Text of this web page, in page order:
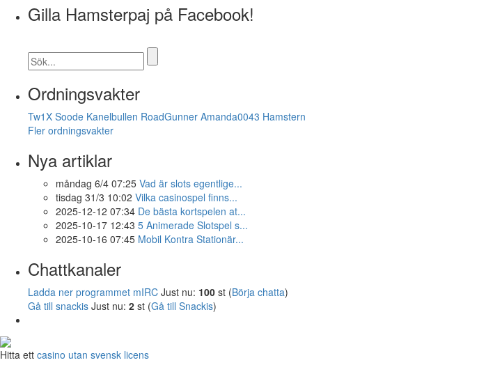
Gilla Hamsterpaj på Facebook!
Ordningsvakter
Tw1X Soode Kanelbullen RoadGunner Amanda0043 Hamstern
Fler ordningsvakter
Nya artiklar
måndag 6/4 07:25 Vad är slots egentlige...
tisdag 31/3 10:02 Vilka casinospel finns...
2025-12-12 07:34 De bästa kortspelen at...
2025-10-17 12:43 5 Animerade Slotspel s...
2025-10-16 07:45 Mobil Kontra Stationär...
Chattkanaler
Ladda ner programmet mIRC Just nu: 100 st (Börja chatta)
Gå till snackis Just nu: 2 st (Gå till Snackis)
Hitta ett casino utan svensk licens